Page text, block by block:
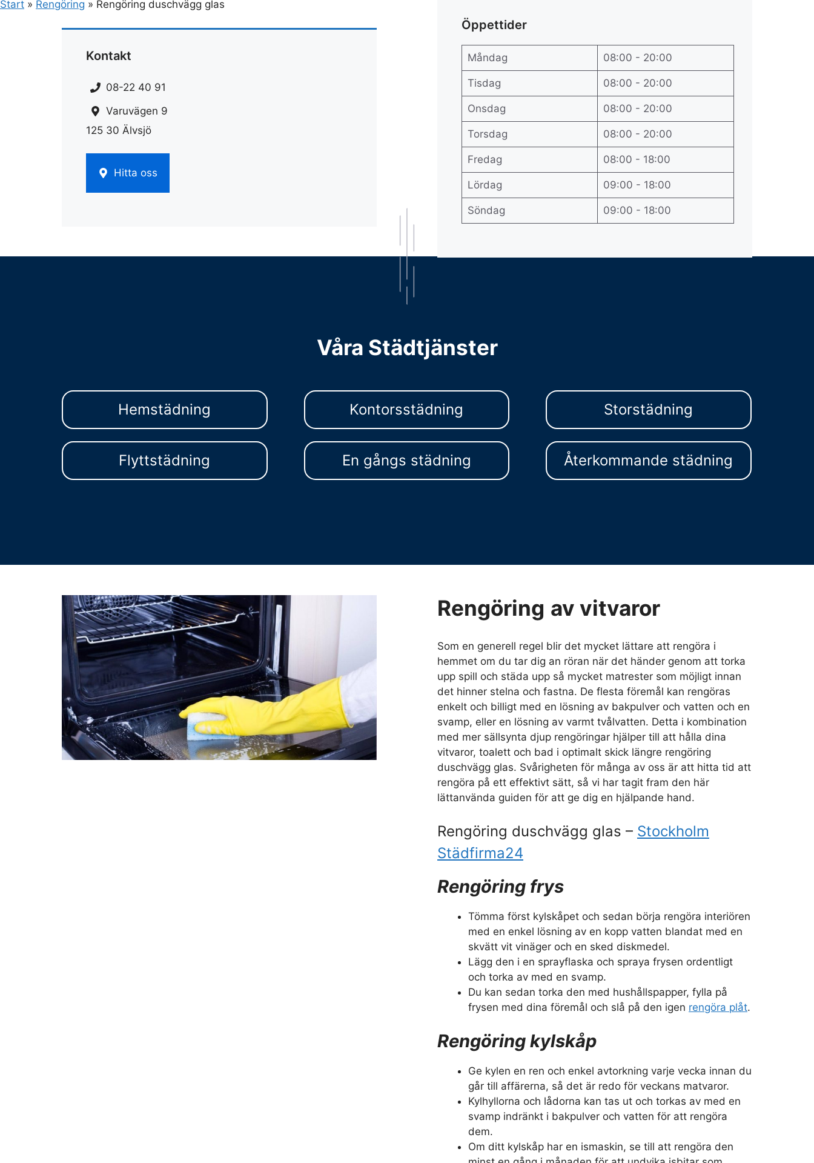
Start » Rengöring » Rengöring duschvägg glas
Kontakt
08-22 40 91
Varuvägen 9
125 30 Älvsjö
Hitta oss
Öppettider
Måndag 08:00 - 20:00
Tisdag 08:00 - 20:00
Onsdag 08:00 - 20:00
Torsdag 08:00 - 20:00
Fredag 08:00 - 18:00
Lördag 09:00 - 18:00
Söndag 09:00 - 18:00
Våra Städtjänster
Hemstädning Kontorsstädning Storstädning
Flyttstädning En gångs städning Återkommande städning
Rengöring av vitvaror
Som en generell regel blir det mycket lättare att rengöra i
hemmet om du tar dig an röran när det händer genom att torka
upp spill och städa upp så mycket matrester som möjligt innan
det hinner stelna och fastna. De flesta föremål kan rengöras
enkelt och billigt med en lösning av bakpulver och vatten och en
svamp, eller en lösning av varmt tvålvatten. Detta i kombination
med mer sällsynta djup rengöringar hjälper till att hålla dina
vitvaror, toalett och bad i optimalt skick längre rengöring
duschvägg glas. Svårigheten för många av oss är att hitta tid att
rengöra på ett effektivt sätt, så vi har tagit fram den här
lättanvända guiden för att ge dig en hjälpande hand.
Rengöring duschvägg glas – Stockholm
Städfirma24
Rengöring frys
Tömma först kylskåpet och sedan börja rengöra interiören
med en enkel lösning av en kopp vatten blandat med en
skvätt vit vinäger och en sked diskmedel.
Lägg den i en sprayflaska och spraya frysen ordentligt
och torka av med en svamp.
Du kan sedan torka den med hushållspapper, fylla på
frysen med dina föremål och slå på den igen rengöra plåt.
Rengöring kylskåp
Ge kylen en ren och enkel avtorkning varje vecka innan du
går till affärerna, så det är redo för veckans matvaror.
Kylhyllorna och lådorna kan tas ut och torkas av med en
svamp indränkt i bakpulver och vatten för att rengöra
dem.
Om ditt kylskåp har en ismaskin, se till att rengöra den